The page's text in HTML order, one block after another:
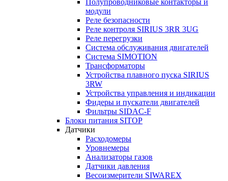
Полупроводниковые контакторы и
модули
Реле безопасности
Реле контроля SIRIUS 3RR 3UG
Реле перегрузки
Сиcтема обслуживания двигателей
Система SIMOTION
Трансформаторы
Устройства плавного пуска SIRIUS
3RW
Устройства управления и индикации
Фидеры и пускатели двигателей
Фильтры SIDAC-F
Блоки питания SITOP
Датчики
Расходомеры
Уровнемеры
Анализаторы газов
Датчики давления
Весоизмерители SIWAREX